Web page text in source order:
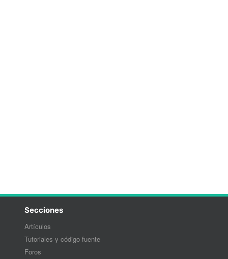
Secciones
Artículos
Tutoriales y código fuente
Foros